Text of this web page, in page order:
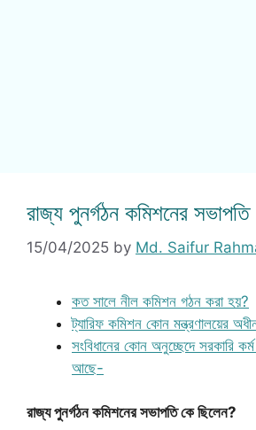
রাজ্য পুনর্গঠন কমিশনের
15/04/2025 by Md. Saifur
কত সালে নীল কমিশন গঠন করা হয়?
ট্যারিফ কমিশন কোন মন্ত্রণালয়ের
সংবিধানের কোন অনুচ্ছেদে সরকারি
আছে-
রাজ্য পুনর্গঠন কমিশনের সভাপতি কে ছিলেন?